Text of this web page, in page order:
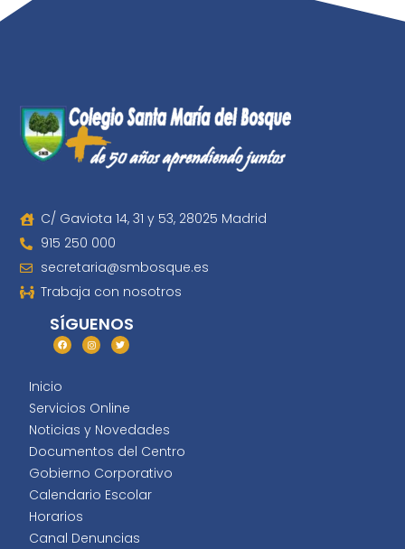
C/ Gaviota 14, 31 y 53, 28025 Madrid
915 250 000
secretaria@smbosque.es
Trabaja con nosotros
Inicio
Servicios Online
Noticias y Novedades
Documentos del Centro
Gobierno Corporativo
Calendario Escolar
Horarios
Canal Denuncias
SÍGUENOS